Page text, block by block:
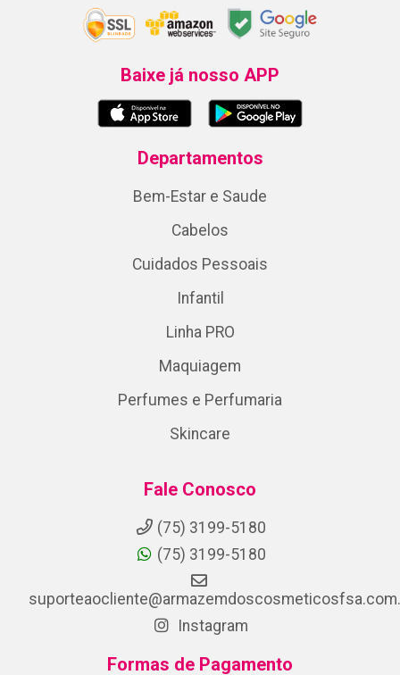
Baixe já nosso APP
Departamentos
Bem-Estar e Saude
Cabelos
Cuidados Pessoais
Infantil
Linha PRO
Maquiagem
Perfumes e Perfumaria
Skincare
Fale Conosco
(75) 3199-5180
(75) 3199-5180
Instagram
Formas de Pagamento